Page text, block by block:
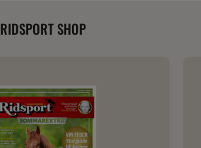
RIDSPORT SHOP